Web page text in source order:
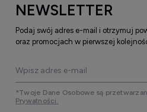
NEWSLETTER
Podaj swój adres e-mail i otrzymuj
oraz promocjach w pierwszej
*Twoje Dane Osobowe są
Prywatności.